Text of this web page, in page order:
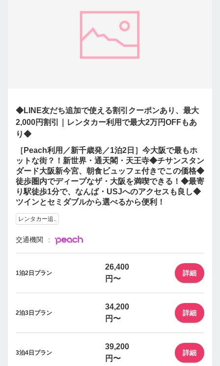
◆LINE友だち追加で使える割引クーポンあり、最大
2,000円割引｜レンタカー利用で最大2万円OFFもあ
り◆
［Peach利用／新千歳発／1泊2日］今大阪で最もホ
ットな街？！新世界・通天閣・天王寺◆チサンスタン
ダード大阪新今宮、朝食ビュッフェ付きでこの価格◆
徒歩圏内でディープなザ・大阪を満喫できる！◆最寄
り駅徒歩1分で、なんば・USJへのアクセスも良し◆
ツインとセミダブルから選べるから便利！
レンタカー追..
交通機関
1泊2日プラン
26,400
円〜
詳細
2泊3日プラン
34,200
円〜
詳細
3泊4日プラン
39,200
円〜
詳細